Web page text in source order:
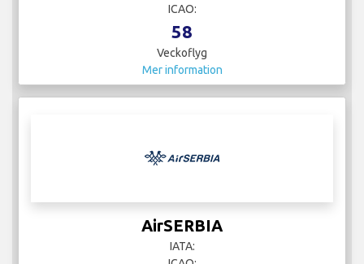
ICAO:
58
Veckoflyg
Mer information
AirSERBIA
IATA: